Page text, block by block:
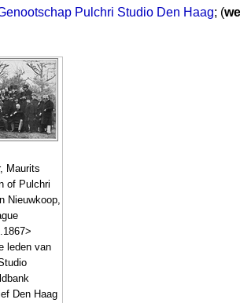
Pulchri Studio Den Haag; (
Maurits
of Pulchri
Nieuwkoop,
leden van
Den Haag